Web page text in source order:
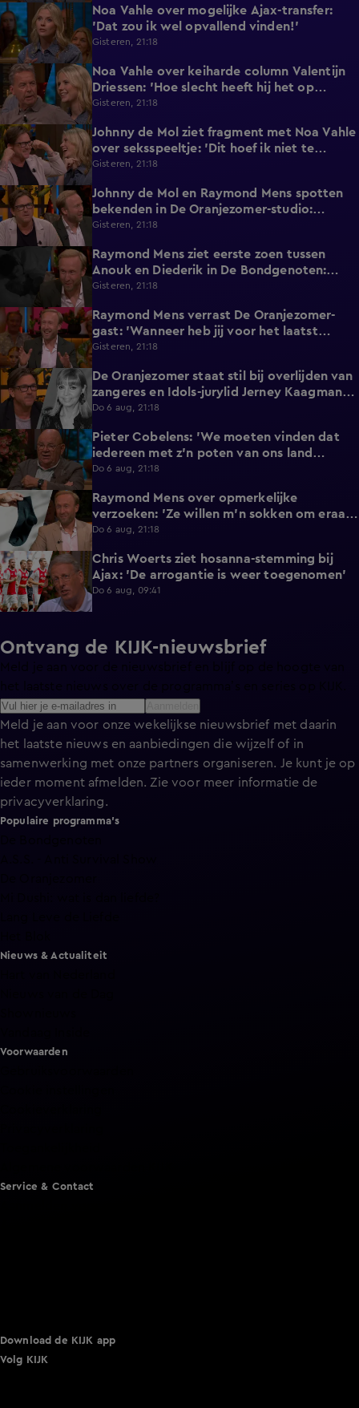
0:49
Noa Vahle over mogelijke Ajax-transfer:
'Dat zou ik wel opvallend vinden!'
Gisteren, 21:18
2:25
Noa Vahle over keiharde column Valentijn
Driessen: 'Hoe slecht heeft hij het op
vakantie?!'
Gisteren, 21:18
2:12
Johnny de Mol ziet fragment met Noa Vahle
over seksspeeltje: 'Dit hoef ik niet te
horen!'
Gisteren, 21:18
0:27
Johnny de Mol en Raymond Mens spotten
bekenden in De Oranjezomer-studio:
'Hooggeëerd publiek!'
Gisteren, 21:18
Raymond Mens ziet eerste zoen tussen
Anouk en Diederik in De Bondgenoten:
'Echt een soap!'
Gisteren, 21:18
1:17
Raymond Mens verrast De Oranjezomer-
gast: 'Wanneer heb jij voor het laatst
afgetrokken?'
Gisteren, 21:18
0:36
De Oranjezomer staat stil bij overlijden van
zangeres en Idols-jurylid Jerney Kaagman
(79)
Do 6 aug, 21:18
1:16
Pieter Cobelens: 'We moeten vinden dat
iedereen met z'n poten van ons land
afblijft!'
Do 6 aug, 21:18
1:49
Raymond Mens over opmerkelijke
verzoeken: 'Ze willen m'n sokken om eraan
te ruiken'
Do 6 aug, 21:18
1:11
Chris Woerts ziet hosanna-stemming bij
Ajax: 'De arrogantie is weer toegenomen'
Do 6 aug, 09:41
Ontvang de KIJK-nieuwsbrief
Meld je aan voor onze wekelijkse nieuwsbrief met daarin
het laatste nieuws en aanbiedingen die wijzelf of in
samenwerking met onze partners organiseren. Je kunt je op
ieder moment afmelden. Zie voor meer informatie de
privacyverklaring.
Populaire programma's
Nieuws & Actualiteit
Voorwaarden
Service & Contact
Download de KIJK app
Volg KIJK